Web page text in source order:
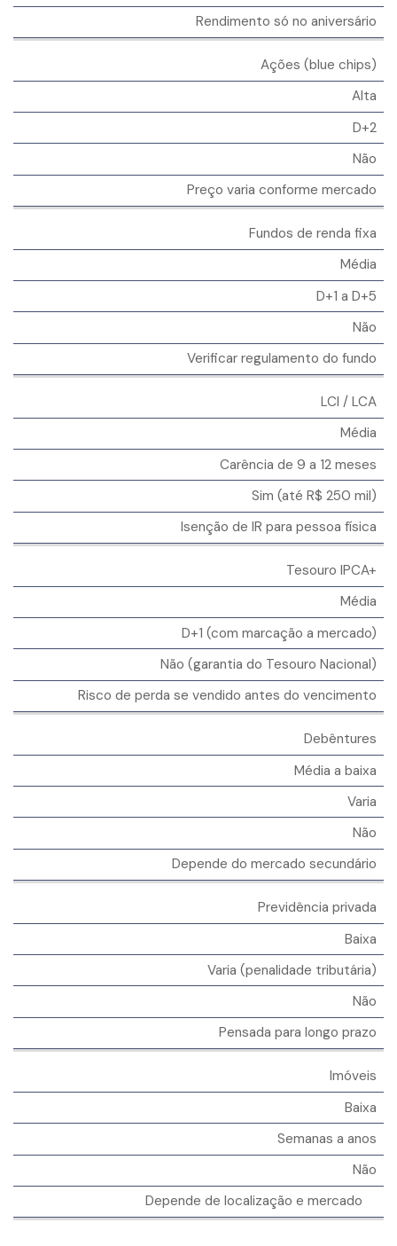
Rendimento só no aniversário
Ações (blue chips)
Alta
D+2
Não
Preço varia conforme mercado
Fundos de renda fixa
Média
D+1 a D+5
Não
Verificar regulamento do fundo
LCI / LCA
Média
Carência de 9 a 12 meses
Sim (até R$ 250 mil)
Isenção de IR para pessoa física
Tesouro IPCA+
Média
D+1 (com marcação a mercado)
Não (garantia do Tesouro Nacional)
Risco de perda se vendido antes do vencimento
Debêntures
Média a baixa
Varia
Não
Depende do mercado secundário
Previdência privada
Baixa
Varia (penalidade tributária)
Não
Pensada para longo prazo
Imóveis
Baixa
Semanas a anos
Não
Depende de localização e mercado